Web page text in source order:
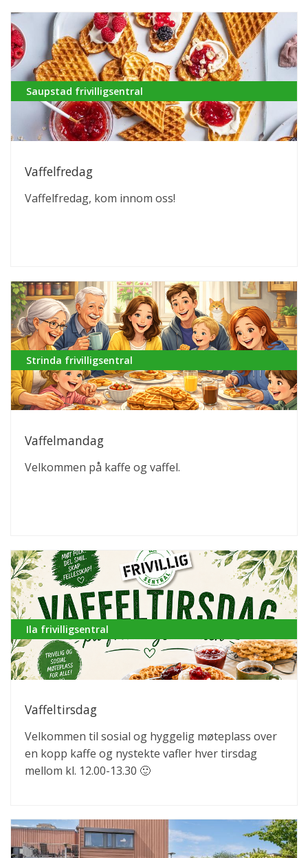
Saupstad frivilligsentral
Vaffelfredag
Vaffelfredag, kom innom oss!
Strinda frivilligsentral
Vaffelmandag
Velkommen på kaffe og vaffel.
Ila frivilligsentral
Vaffeltirsdag
Velkommen til sosial og hyggelig møteplass over
en kopp kaffe og nystekte vafler hver tirsdag
mellom kl. 12.00-13.30 🙂